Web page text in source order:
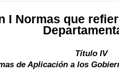
I Normas que
Título IV
de Aplicación a los